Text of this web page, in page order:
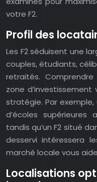
votre F2.
Profil des
Les F2 séduisent une
couples, étudiants,
retraités.
zone
stratégie. Par exemple,
d’écoles supérieures
tandis qu’un F2 situé
desservi intéressera
marché locale vous
Localisations